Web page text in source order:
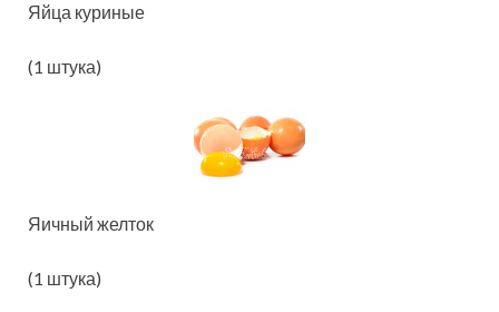
Яйца куриные
(1 штука)
Яичный желток
(1 штука)